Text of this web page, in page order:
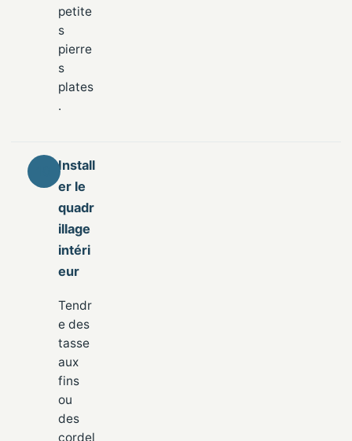
petite
s
pierre
s
plates
.
Install
er le
quadr
illage
intéri
eur
Tendr
e des
tasse
aux
fins
ou
des
cordel